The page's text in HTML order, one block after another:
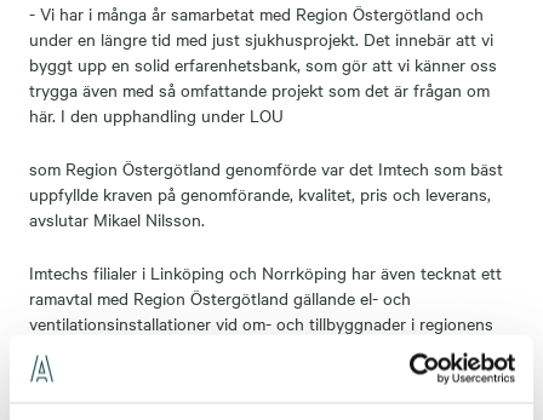
- Vi har i många år samarbetat med Region Östergötland och
under en längre tid med just sjukhusprojekt. Det innebär att vi
byggt upp en solid erfarenhetsbank, som gör att vi känner oss
trygga även med så omfattande projekt som det är frågan om
här. I den upphandling under LOU
som Region Östergötland genomförde var det Imtech som bäst
uppfyllde kraven på genomförande, kvalitet, pris och leverans,
avslutar Mikael Nilsson.
Imtechs filialer i Linköping och Norrköping har även tecknat ett
ramavtal med Region Östergötland gällande el- och
ventilationsinstallationer vid om- och tillbyggnader i regionens
fastighetsbestånd. Avtalet löper under en treårsperiod med
möjlighet till förlängning med ett år.